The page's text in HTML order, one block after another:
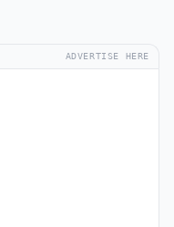
ADVERTISE HERE